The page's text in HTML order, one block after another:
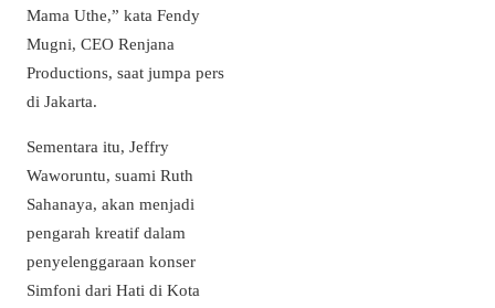
Mama Uthe,” kata Fendy
Mugni, CEO Renjana
Productions, saat jumpa pers
di Jakarta.
Sementara itu, Jeffry
Waworuntu, suami Ruth
Sahanaya, akan menjadi
pengarah kreatif dalam
penyelenggaraan konser
Simfoni dari Hati di Kota